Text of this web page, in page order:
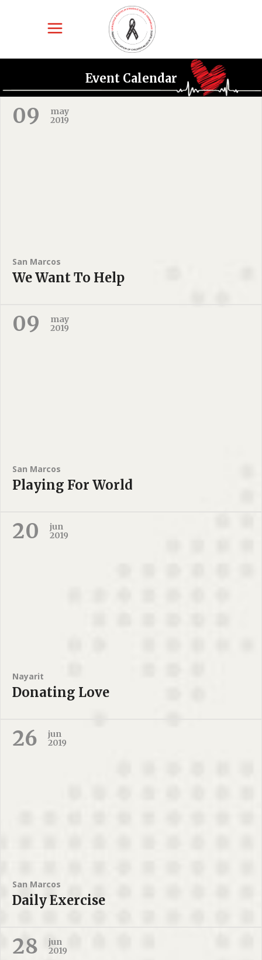
Event Calendar
09
may
2019
San Marcos
We Want To Help
09
may
2019
San Marcos
Playing For World
20
jun
2019
Nayarit
Donating Love
26
jun
2019
San Marcos
Daily Exercise
28
jun
2019